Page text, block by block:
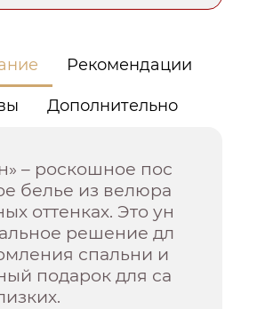
Рекомендации
Дополнительно
– роскошное пос
белье из велюра
оттенках. Это ун
решение дл
спальни и
подарок для са